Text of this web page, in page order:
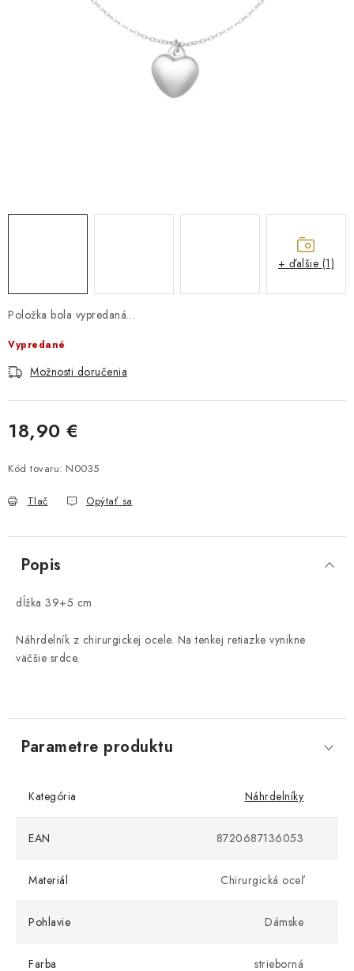
Obchodné podmienky
Položka bola vypredaná…
Vypredané
Možnosti doručenia
18,90 €
Kód tovaru: N0035
Tlač Opýtať sa
+ ďalšie (1)
Popis
dĺžka 39+5 cm
Náhrdelník z chirurgickej ocele. Na tenkej retiazke vynikne
väčšie srdce.
Parametre produktu
Kategória Náhrdelníky
EAN 8720687136053
Materiál Chirurgická oceľ
Pohlavie Dámske
Farba strieborná